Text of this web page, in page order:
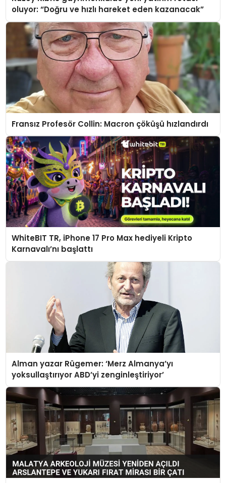
oluyor: “Doğru ve hızlı hareket eden kazanacak”
Fransız Profesör Collin: Macron çöküşü hızlandırdı
WhiteBIT TR, iPhone 17 Pro Max hediyeli Kripto
Karnavalı’nı başlattı
Alman yazar Rügemer: ‘Merz Almanya’yı
yoksullaştırıyor ABD’yi zenginleştiriyor’